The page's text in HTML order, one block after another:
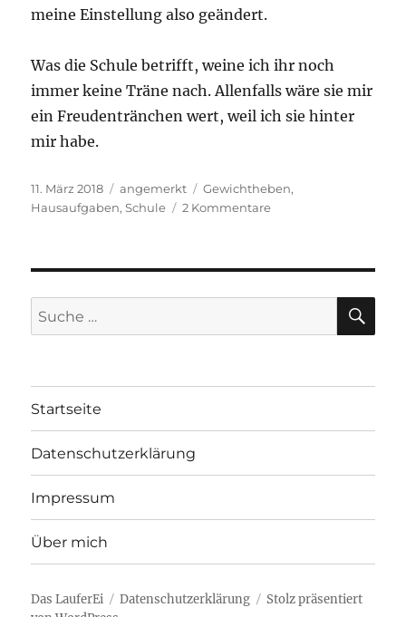
meine Einstellung also geändert.
Was die Schule betrifft, weine ich ihr noch
immer keine Träne nach. Allenfalls wäre sie mir
ein Freudentränchen wert, weil ich sie hinter
mir habe.
Veröffentlicht
am
11. März 2018 Kategorien
angemerkt Schlagwörter
Gewichtheben,
Hausaufgaben,Schule 2 Kommentarezu
Hausaufgaben
Suche
nach:
Startseite
Datenschutzerklärung
Impressum
Über mich
Das LauferEi Datenschutzerklärung
Stolz präsentiert